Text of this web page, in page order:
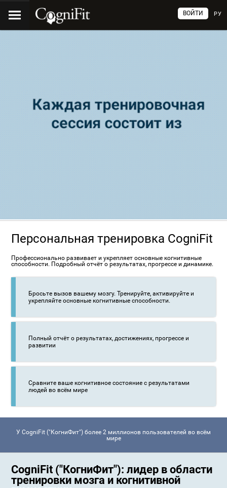
РУ
ВОЙТИ
Персональная тренировка CogniFit
Профессионально развивает и укрепляет основные когнитивные
способности. Подробный отчёт о результатах, прогрессе и динамике.
Бросьте вызов вашему мозгу. Тренируйте, активируйте и
укрепляйте основные когнитивные способности.
Полный отчёт о результатах, достижениях, прогрессе и
развитии
Сравните ваше когнитивное состояние с результатами
людей во всём мире
У CogniFit ("КогниФит") более 2 миллионов пользователей во всём
мире
CogniFit ("КогниФит"): лидер в области
тренировки мозга и когнитивной